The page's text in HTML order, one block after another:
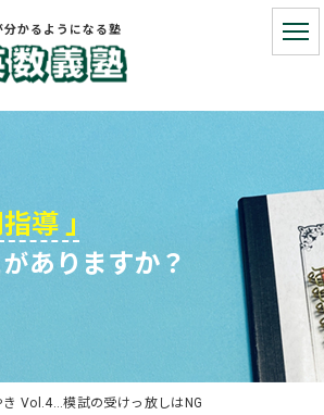
かるようになる塾
導 ｣
がありますか？
Vol.4…模試の受けっ放しはNG
うお悩みないですか?
を解決する3つの手順